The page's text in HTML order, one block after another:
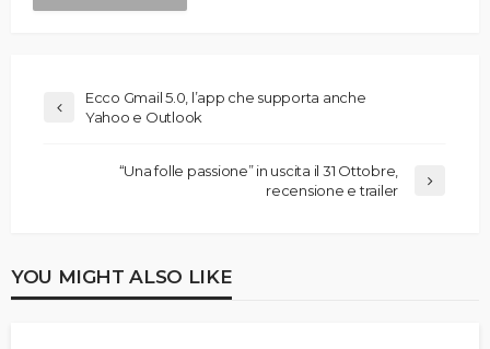
Ecco Gmail 5.0, l’app che supporta anche
Yahoo e Outlook
“Una folle passione” in uscita il 31 Ottobre,
recensione e trailer
YOU MIGHT ALSO LIKE